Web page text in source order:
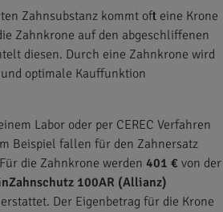
Zahnsubstanz kommt oft eine Krone
Zahnkrone auf den abgeschliffenen
diesen. Durch eine Zahnkrone wird
optimale Kauffunktion
Labor oder per CEREC Verfahren
Beispiel fallen für den Zahnersatz
die Zahnkrone werden 401 € von der
100AR (Allianz)
Der Eigenbetrag für die Krone